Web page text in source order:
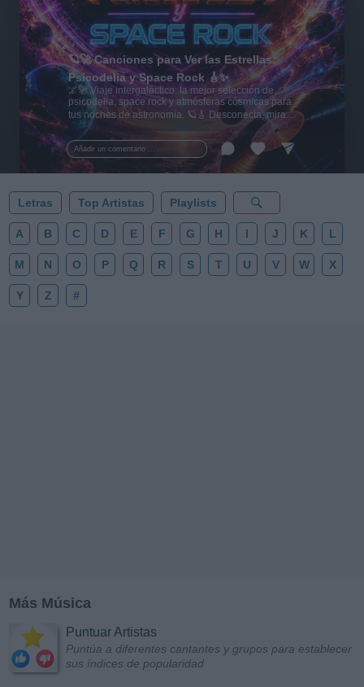
Añadir un comentario ...
🪐🚀 Canciones para Ver las Estrellas:
Psicodelia y Space Rock 🎸✨
🌌🚀 Viaje intergaláctico: la mejor selección de
psicodelia, space rock y atmósferas cósmicas para
tus noches de astronomía. 🪐🎸 Desconecta, mira
al firmamento y siente la gravedad cero. 💾 ¡Guarda
esta colección para tu próxima noche estrellada!
✨⭐
Letras Top Artistas Playlists
A B C D E F G H I J K L
M N O P Q R S T U V W X
Y Z #
Más Música
Puntuar Artistas
Puntúa a diferentes cantantes y grupos para establecer
sus índices de popularidad